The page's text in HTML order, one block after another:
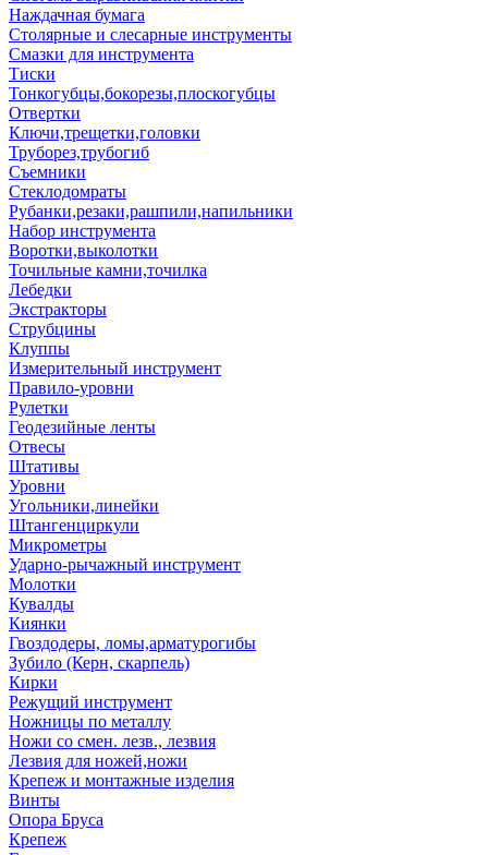
Наждачная бумага
Столярные и слесарные инструменты
Смазки для инструмента
Тиски
Тонкогубцы,бокорезы,плоскогубцы
Отвертки
Ключи,трещетки,головки
Труборез,трубогиб
Съемники
Стеклодомраты
Рубанки,резаки,рашпили,напильники
Набор инструмента
Воротки,выколотки
Точильные камни,точилка
Лебедки
Экстракторы
Струбцины
Клуппы
Измерительный инструмент
Правило-уровни
Рулетки
Геодезийные ленты
Отвесы
Штативы
Уровни
Угольники,линейки
Штангенциркули
Микрометры
Ударно-рычажный инструмент
Молотки
Кувалды
Киянки
Гвоздодеры, ломы,арматурогибы
Зубило (Керн, скарпель)
Кирки
Режущий инструмент
Ножницы по металлу
Ножи со смен. лезв., лезвия
Лезвия для ножей,ножи
Крепеж и монтажные изделия
Винты
Опора Бруса
Крепеж